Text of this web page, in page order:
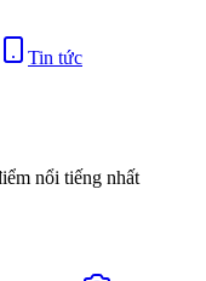
Tin tức
nổi tiếng nhất